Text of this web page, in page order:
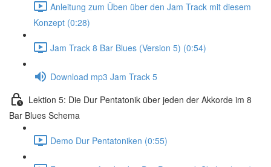
Anleitung zum Üben über den Jam Track mit diesem
Konzept (0:28)
Jam Track 8 Bar Blues (Version 5) (0:54)
Download mp3 Jam Track 5
Lektion 5: Die Dur Pentatonik über jeden der Akkorde im 8
Bar Blues Schema
Demo Dur Pentatoniken (0:55)